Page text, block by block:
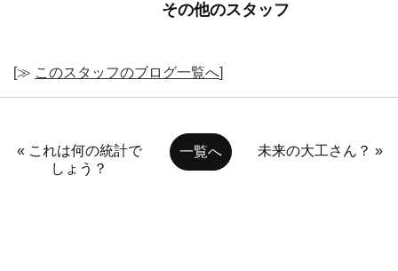
その他のスタッフ
[≫ このスタッフのブログ一覧へ
« これは何の統計で
しょう？
一覧へ 未来の大工さん？ »